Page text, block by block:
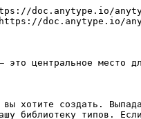
doc.anytype.io/
doc.anytype.io/
центральное место
хотите создать.
библиотеку типов.